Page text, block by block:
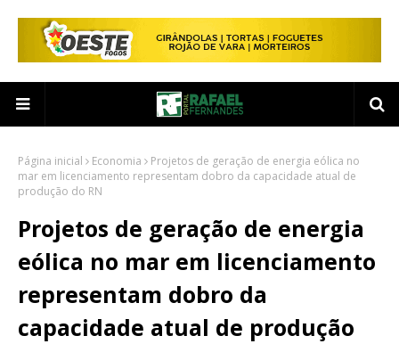
Página inicial Economia
Projetos de geração de energia eólica no
mar em licenciamento representam dobro da capacidade atual de
produção do RN
Projetos de geração de energia
eólica no mar em licenciamento
representam dobro da
capacidade atual de produção